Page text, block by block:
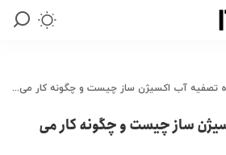
تصفیه آب اکسیژن ساز چیست و چگونه کار می کند؟
ساز چیست و چگونه کار می